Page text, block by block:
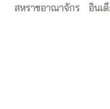
สหราชอาณาจักร
อินเ